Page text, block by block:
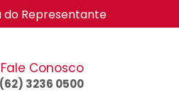
do Representante
Fale Conosco
(62) 3236 0500